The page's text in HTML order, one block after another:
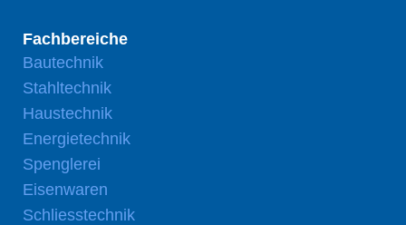
Fachbereiche
Bautechnik
Stahltechnik
Haustechnik
Energietechnik
Spenglerei
Eisenwaren
Schliesstechnik